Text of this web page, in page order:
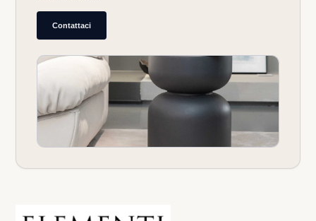
Contattaci